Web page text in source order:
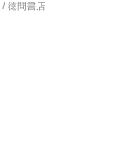
/ 徳間書店